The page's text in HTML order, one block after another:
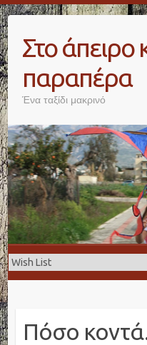
Skip
to
contentΣτο άπειρο
παραπέρα
Ένα ταξίδι μακρινό
Πόσο